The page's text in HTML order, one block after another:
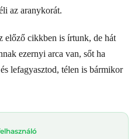
az aranykorát.
előző cikkben is írtunk, de hát
ezernyi arca van, sőt ha
lefagyasztod, télen is bármikor